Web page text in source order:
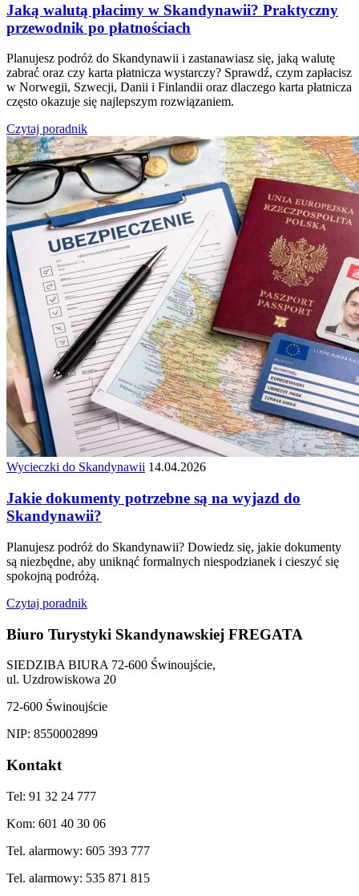
Jaką walutą płacimy w Skandynawii? Praktyczny
przewodnik po płatnościach
Planujesz podróż do Skandynawii i zastanawiasz się, jaką walutę
zabrać oraz czy karta płatnicza wystarczy? Sprawdź, czym zapłacisz
w Norwegii, Szwecji, Danii i Finlandii oraz dlaczego karta płatnicza
często okazuje się najlepszym rozwiązaniem.
Czytaj poradnik
Wycieczki do Skandynawii 14.04.2026
Jakie dokumenty potrzebne są na wyjazd do
Skandynawii?
Planujesz podróż do Skandynawii? Dowiedz się, jakie dokumenty
są niezbędne, aby uniknąć formalnych niespodzianek i cieszyć się
spokojną podróżą.
Czytaj poradnik
Biuro Turystyki Skandynawskiej FREGATA
SIEDZIBA BIURA 72-600 Świnoujście,
ul. Uzdrowiskowa 20
72-600 Świnoujście
NIP: 8550002899
Kontakt
Tel: 91 32 24 777
Kom: 601 40 30 06
Tel. alarmowy: 605 393 777
Tel. alarmowy: 535 871 815